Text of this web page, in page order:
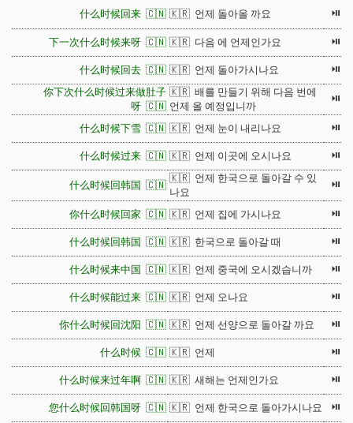
什么时候回来 🇨🇳 🇰🇷 언제 돌아올 까요 ⏯
下一次什么时候来呀 🇨🇳 🇰🇷 다음 에 언제인가요 ⏯
什么时候回去 🇨🇳 🇰🇷 언제 돌아가시나요
⏯
你下次什么时候过来做肚子
呀 🇨🇳
🇰🇷 배를 만들기 위해 다음 번에
언제 올 예정입니까
⏯
什么时候下雪 🇨🇳 🇰🇷 언제 눈이 내리나요 ⏯
什么时候过来 🇨🇳 🇰🇷 언제 이곳에 오시나요 ⏯
什么时候回韩国 🇨🇳
🇰🇷 언제 한국으로 돌아갈 수 있
나요
⏯
你什么时候回家 🇨🇳 🇰🇷 언제 집에 가시나요 ⏯
什么时候回韩国 🇨🇳 🇰🇷 한국으로 돌아갈 때 ⏯
什么时候来中国 🇨🇳 🇰🇷 언제 중국에 오시겠습니까 ⏯
什么时候能过来 🇨🇳 🇰🇷 언제 오나요 ⏯
你什么时候回沈阳 🇨🇳 🇰🇷 언제 선양으로 돌아갈 까요 ⏯
什么时候 🇨🇳 🇰🇷 언제 ⏯
什么时候来过年啊 🇨🇳 🇰🇷 새해는 언제인가요 ⏯
您什么时候回韩国呀 🇨🇳 🇰🇷 언제 한국으로 돌아가시나요 ⏯